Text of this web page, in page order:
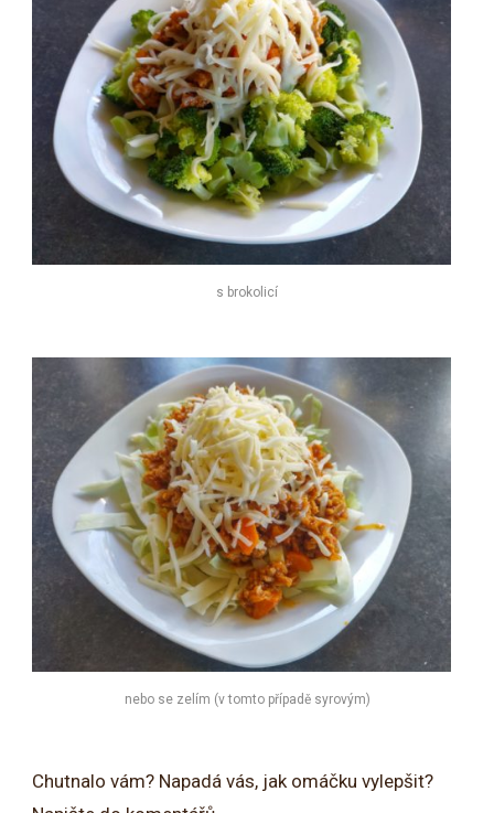
s brokolicí
nebo se zelím (v tomto případě syrovým)
Chutnalo vám? Napadá vás, jak omáčku vylepšit?